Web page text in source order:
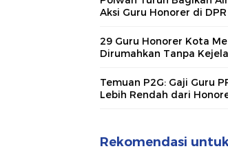
Aksi Guru Honorer di DPR
29 Guru Honorer Kota
Dirumahkan Tanpa
Temuan P2G: Gaji Guru
Lebih Rendah dari
Rekomendasi